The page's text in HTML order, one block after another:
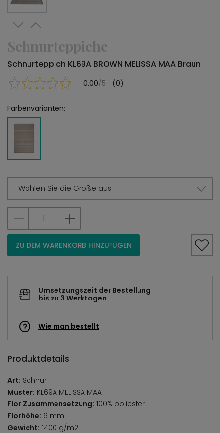
Schnurteppiche
Schnurteppich KL69A BROWN MELISSA MAA Braun
0,00/5 (0)
Farbenvarianten:
Wählen Sie die Größe aus
ZU DEM WARENKORB HINZUFÜGEN
Umsetzungszeit der Bestellung
bis zu 3 Werktagen
Wie man bestellt
Produktdetails
Art: Schnur
Muster: KL69A MELISSA MAA
Flor Zusammensetzung: 100% poliester
Florhöhe: 6 mm
Gewicht: 1400 g/m2